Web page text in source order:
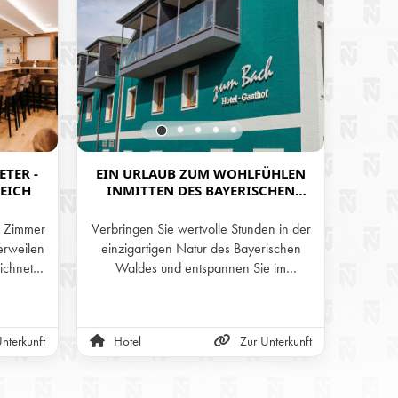
-
EIN URLAUB ZUM WOHLFÜHLEN
INMITTEN DES BAYERISCHEN
TRADITIONSREICHEN HOTEL-
GASTHOF ZUM BACH
Verbringen Sie wertvolle Stunden in der
einzigartigen Natur des Bayerischen
Waldes und entspannen Sie im
Blut.
Hotel Zur Unterkunft